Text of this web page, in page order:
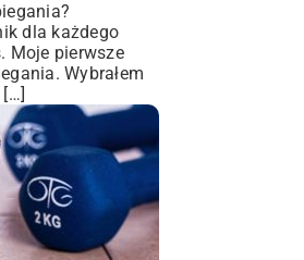
dla każdego
Moje pierwsze
Wybrałem
[…]